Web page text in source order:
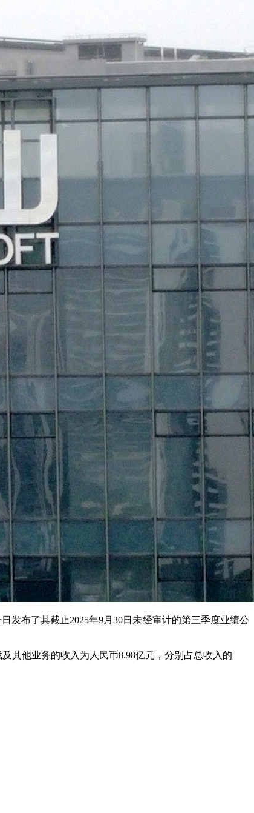
发布了其截止2025年9月30日未经审计的第三季度业绩公
其他业务的收入为人民币8.98亿元，分别占总收入的